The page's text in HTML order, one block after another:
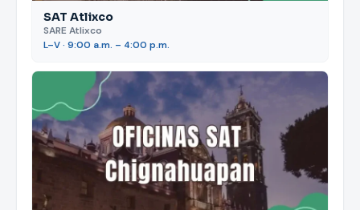
SAT Atlixco
SARE Atlixco
L–V · 9:00 a.m. – 4:00 p.m.